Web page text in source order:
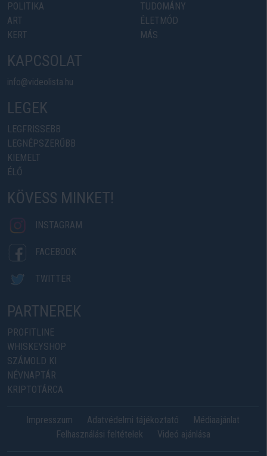
POLITIKA
ART
KERT
TUDOMÁNY
ÉLETMÓD
MÁS
KAPCSOLAT
info@videolista.hu
LEGEK
LEGFRISSEBB
LEGNÉPSZERŰBB
KIEMELT
ÉLŐ
KÖVESS MINKET!
INSTAGRAM
FACEBOOK
TWITTER
PARTNEREK
PROFITLINE
WHISKEYSHOP
SZÁMOLD KI
NÉVNAPTÁR
KRIPTOTÁRCA
Impresszum Adatvédelmi tájékoztató
Médiaajánlat
Felhasználási feltételek
Videó ajánlása